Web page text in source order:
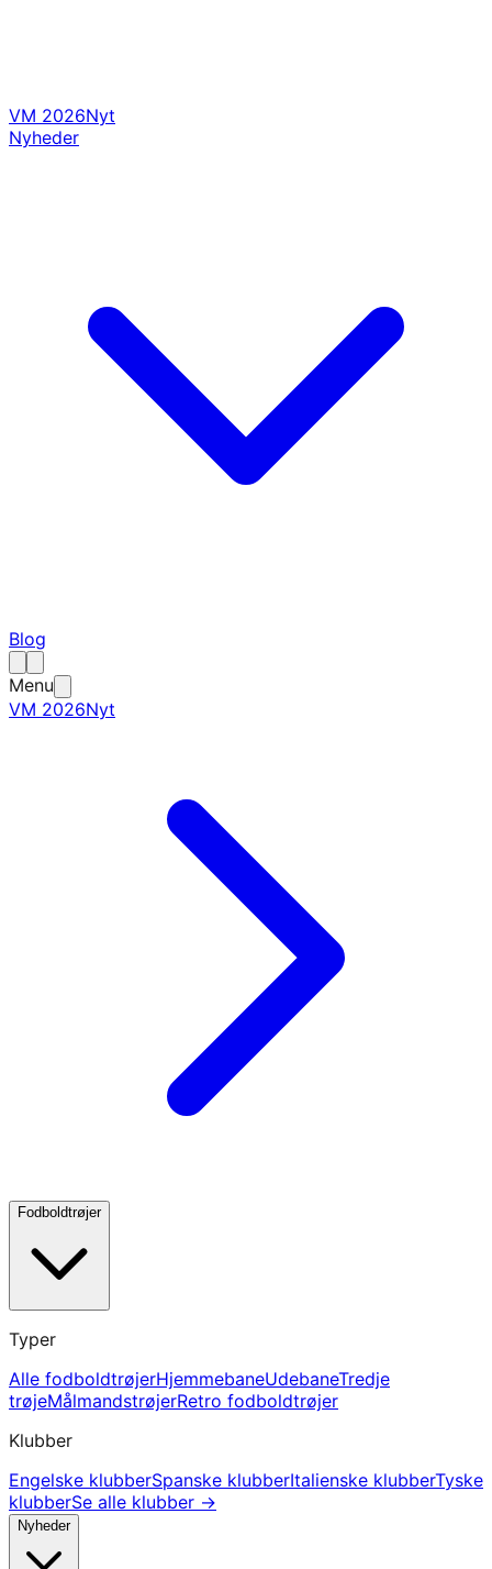
VM 2026Nyt
Nyheder
Blog
Menu
VM 2026Nyt
Fodboldtrøjer
Typer
Alle fodboldtrøjerHjemmebaneUdebaneTredje
trøjeMålmandstrøjerRetro fodboldtrøjer
Klubber
Engelske klubberSpanske klubberItalienske klubberTyske
klubberSe alle klubber →
Nyheder